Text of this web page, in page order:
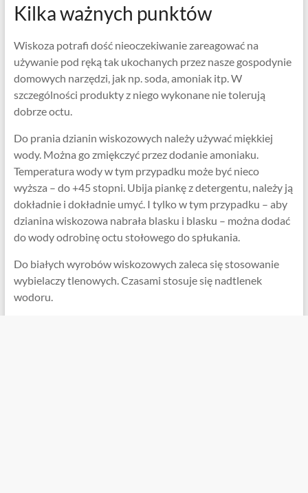
Kilka ważnych punktów
Wiskoza potrafi dość nieoczekiwanie zareagować na
używanie pod ręką tak ukochanych przez nasze gospodynie
domowych narzędzi, jak np. soda, amoniak itp. W
szczególności produkty z niego wykonane nie tolerują
dobrze octu.
Do prania dzianin wiskozowych należy używać miękkiej
wody. Można go zmiękczyć przez dodanie amoniaku.
Temperatura wody w tym przypadku może być nieco
wyższa – do +45 stopni. Ubija piankę z detergentu, należy ją
dokładnie i dokładnie umyć. I tylko w tym przypadku – aby
dzianina wiskozowa nabrała blasku i blasku – można dodać
do wody odrobinę octu stołowego do spłukania.
Do białych wyrobów wiskozowych zaleca się stosowanie
wybielaczy tlenowych. Czasami stosuje się nadtlenek
wodoru.